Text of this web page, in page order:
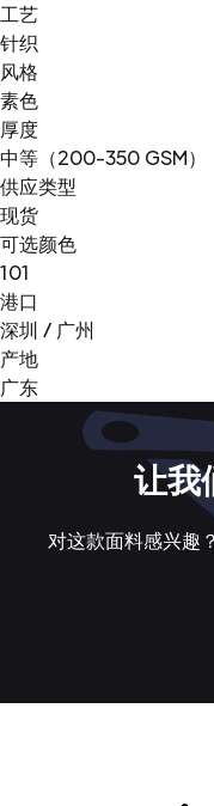
工艺
针织
风格
素色
厚度
中等（200-350 GSM）
供应类型
现货
可选颜色
101
港口
深圳 / 广州
产地
广东
让我
对这款面料感兴趣